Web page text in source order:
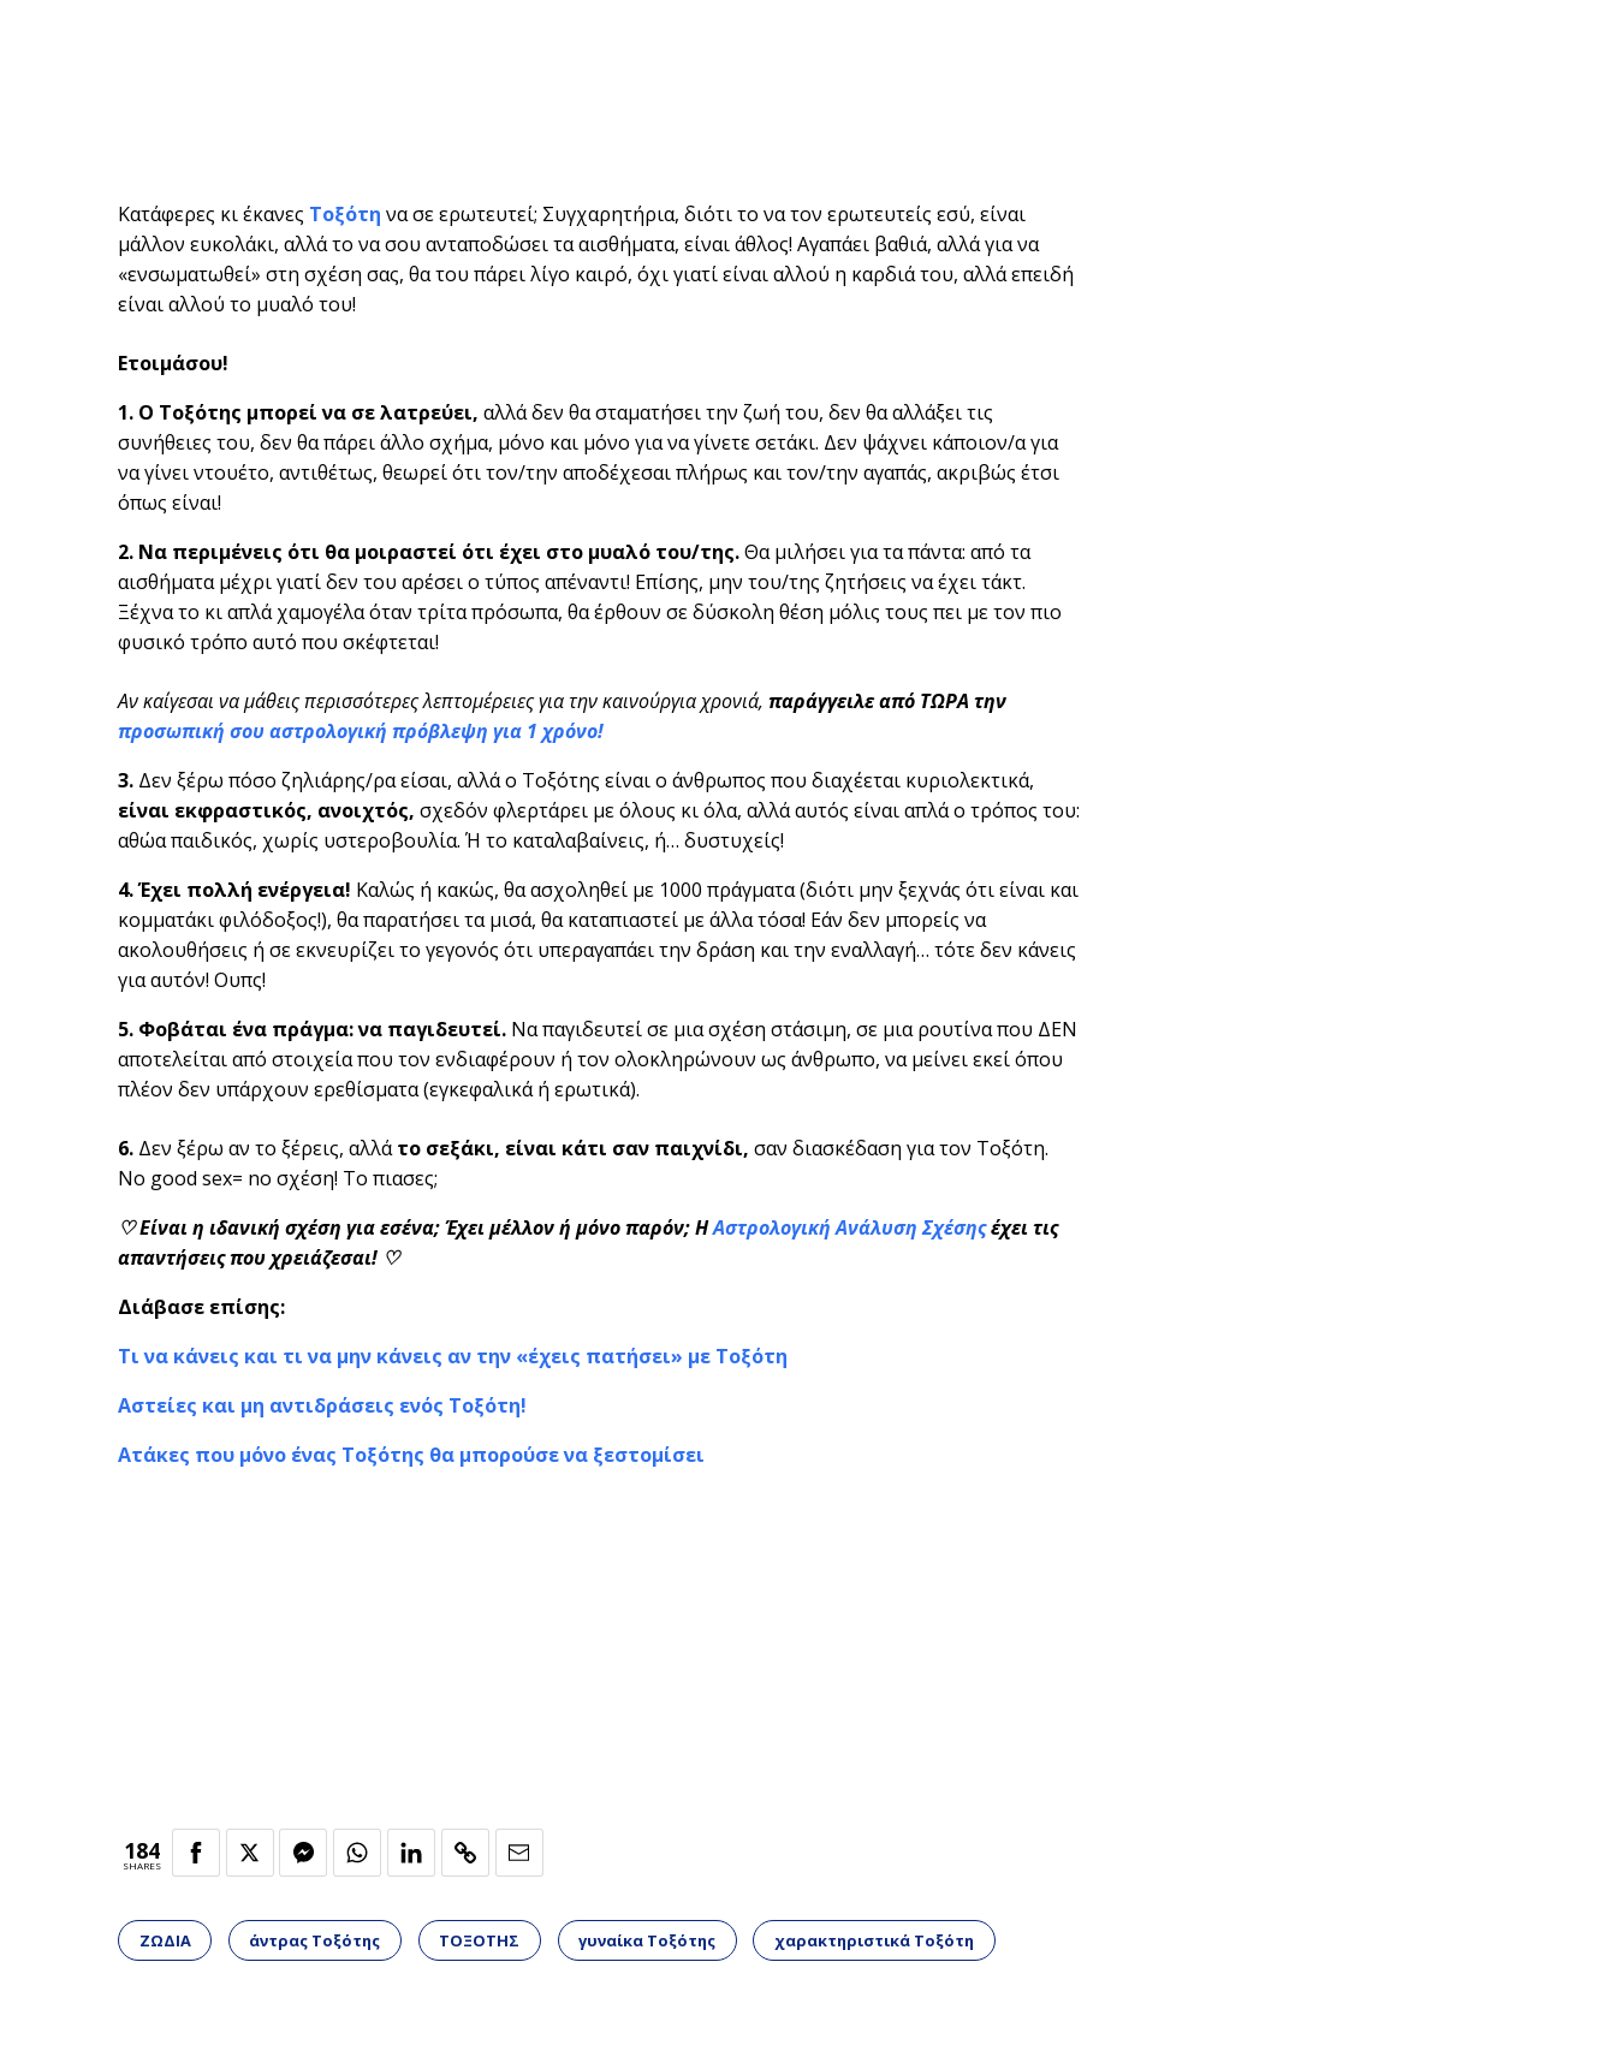
Κατάφερες κι έκανες Τοξότη να σε ερωτευτεί; Συγχαρητήρια, διότι το να τον ερωτευτείς εσύ, είναι
μάλλον ευκολάκι, αλλά το να σου ανταποδώσει τα αισθήματα, είναι άθλος! Αγαπάει βαθιά, αλλά για να
«ενσωματωθεί» στη σχέση σας, θα του πάρει λίγο καιρό, όχι γιατί είναι αλλού η καρδιά του, αλλά επειδή
είναι αλλού το μυαλό του!
Ετοιμάσου!
1. Ο Τοξότης μπορεί να σε λατρεύει, αλλά δεν θα σταματήσει την ζωή του, δεν θα αλλάξει τις
συνήθειες του, δεν θα πάρει άλλο σχήμα, μόνο και μόνο για να γίνετε σετάκι. Δεν ψάχνει κάποιον/α για
να γίνει ντουέτο, αντιθέτως, θεωρεί ότι τον/την αποδέχεσαι πλήρως και τον/την αγαπάς, ακριβώς έτσι
όπως είναι!
2. Να περιμένεις ότι θα μοιραστεί ότι έχει στο μυαλό του/της.Θα μιλήσει για τα πάντα: από τα
αισθήματα μέχρι γιατί δεν του αρέσει ο τύπος απέναντι! Επίσης, μην του/της ζητήσεις να έχει τάκτ.
Ξέχνα το κι απλά χαμογέλα όταν τρίτα πρόσωπα, θα έρθουν σε δύσκολη θέση μόλις τους πει με τον πιο
φυσικό τρόπο αυτό που σκέφτεται!
Αν καίγεσαι να μάθεις περισσότερες λεπτομέρειες για την καινούργια χρονιά, παράγγειλε από ΤΩΡΑ την
προσωπική σου αστρολογική πρόβλεψη για 1 χρόνο!
3. Δεν ξέρω πόσο ζηλιάρης/ρα είσαι, αλλά ο Τοξότης είναι ο άνθρωπος που διαχέεται κυριολεκτικά,
είναι εκφραστικός, ανοιχτός, σχεδόν φλερτάρει με όλους κι όλα, αλλά αυτός είναι απλά ο τρόπος του:
αθώα παιδικός, χωρίς υστεροβουλία. Ή το καταλαβαίνεις, ή… δυστυχείς!
4. Έχει πολλή ενέργεια! Καλώς ή κακώς, θα ασχοληθεί με 1000 πράγματα (διότι μην ξεχνάς ότι είναι και
κομματάκι φιλόδοξος!), θα παρατήσει τα μισά, θα καταπιαστεί με άλλα τόσα! Εάν δεν μπορείς να
ακολουθήσεις ή σε εκνευρίζει το γεγονός ότι υπεραγαπάει την δράση και την εναλλαγή… τότε δεν κάνεις
για αυτόν! Ουπς!
5. Φοβάται ένα πράγμα: να παγιδευτεί. Να παγιδευτεί σε μια σχέση στάσιμη, σε μια ρουτίνα που ΔΕΝ
αποτελείται από στοιχεία που τον ενδιαφέρουν ή τον ολοκληρώνουν ως άνθρωπο, να μείνει εκεί όπου
πλέον δεν υπάρχουν ερεθίσματα (εγκεφαλικά ή ερωτικά).
6. Δεν ξέρω αν το ξέρεις, αλλάτο σεξάκι, είναι κάτι σαν παιχνίδι, σαν διασκέδαση για τον Τοξότη.
No good sex= no σχέση! Το πιασες;
♡ Είναι η ιδανική σχέση για εσένα; Έχει μέλλον ή μόνο παρόν; ΗΑστρολογική Ανάλυση Σχέσηςέχει τις
απαντήσεις που χρειάζεσαι! ♡
Διάβασε επίσης:
Τι να κάνεις και τι να μην κάνεις αν την «έχεις πατήσει» με Τοξότη
Αστείες και μη αντιδράσεις ενός Τοξότη!
Ατάκες που μόνο ένας Τοξότης θα μπορούσε να ξεστομίσει
184
SHARES
ΖΩΔΙΑ άντρας Τοξότης ΤΟΞΟΤΗΣ γυναίκα Τοξότης χαρακτηριστικά Τοξότη